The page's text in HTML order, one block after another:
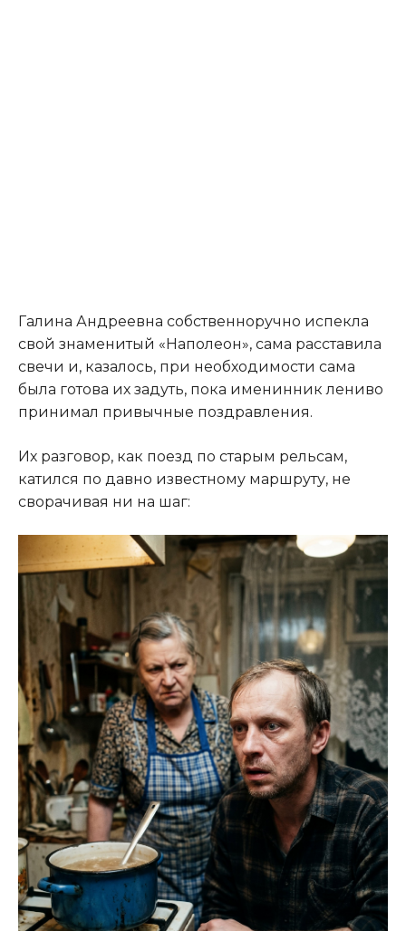
Галина Андреевна собственноручно испекла
свой знаменитый «Наполеон», сама расставила
свечи и, казалось, при необходимости сама
была готова их задуть, пока именинник лениво
принимал привычные поздравления.
Их разговор, как поезд по старым рельсам,
катился по давно известному маршруту, не
сворачивая ни на шаг: